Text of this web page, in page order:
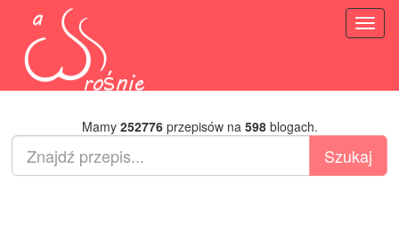
Mamy 252776przepisów na 598blogach.